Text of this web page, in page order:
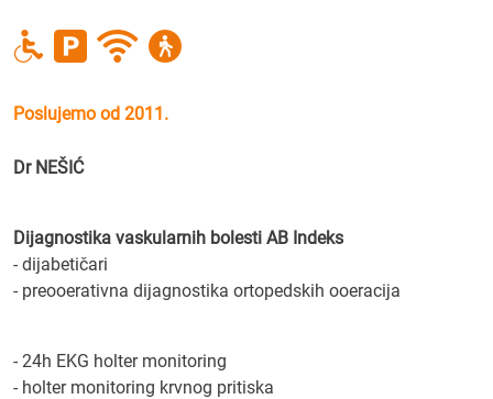
Poslujemo od 2011.
Dr NEŠIĆ
Dijagnostika vaskularnih bolesti AB Indeks
- dijabetičari
- preooerativna dijagnostika ortopedskih ooeracija
- 24h EKG holter monitoring
- holter monitoring krvnog pritiska